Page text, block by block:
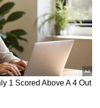
ಅವರ ಲೈಫಂತೂ
ಕಮಲ್ ಹಾಸನ್